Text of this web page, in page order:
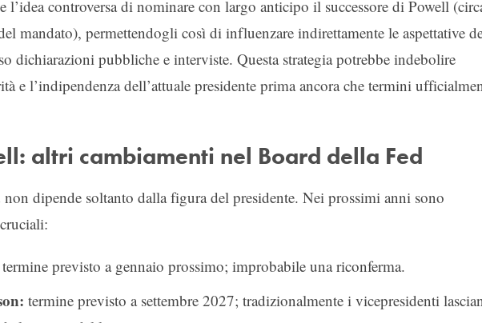
l’idea controversa di nominare con largo anticipo il successore di Powell
mandato), permettendogli così di influenzare indirettamente le aspettative
dichiarazioni pubbliche e interviste. Questa strategia potrebbe indebolire
e l’indipendenza dell’attuale presidente prima ancora che termini
altri cambiamenti nel Board della Fed
non dipende soltanto dalla figura del presidente. Nei prossimi anni sono
termine previsto a gennaio prossimo; improbabile una riconferma.
termine previsto a settembre 2027; tradizionalmente i vicepresidenti